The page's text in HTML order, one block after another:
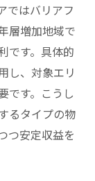
ではバリアフ
層増加地域で
です。具体的
し、対象エリ
です。こうし
るタイプの物
つ安定収益を